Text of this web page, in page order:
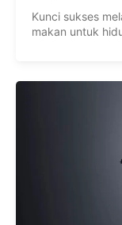
Kunci sukses
makan untuk